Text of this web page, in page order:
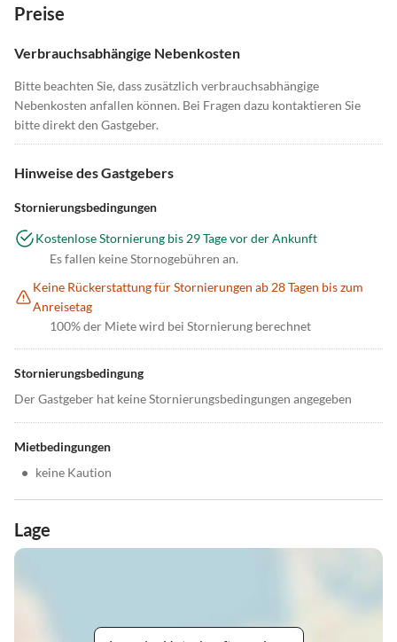
Preise
Verbrauchsabhängige Nebenkosten
Bitte beachten Sie, dass zusätzlich verbrauchsabhängige
Nebenkosten anfallen können. Bei Fragen dazu kontaktieren Sie
bitte direkt den Gastgeber.
Hinweise des Gastgebers
Stornierungsbedingungen
Kostenlose Stornierung bis 29 Tage vor der Ankunft
Es fallen keine Stornogebühren an.
Keine Rückerstattung für Stornierungen ab 28 Tagen bis zum
Anreisetag
100% der Miete wird bei Stornierung berechnet
Stornierungsbedingung
Der Gastgeber hat keine Stornierungsbedingungen angegeben
Mietbedingungen
• keine Kaution
Lage